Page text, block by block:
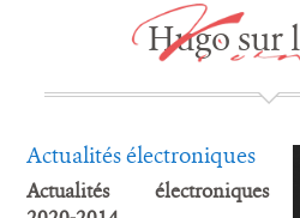
Hugo sur
Actualités électroniques
Actualités électroniques